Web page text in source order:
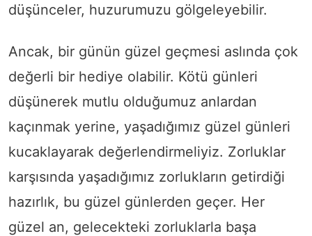
düşünceler, huzurumuzu gölgeleyebilir.
Ancak, bir günün güzel geçmesi aslında çok
değerli bir hediye olabilir. Kötü günleri
düşünerek mutlu olduğumuz anlardan
kaçınmak yerine, yaşadığımız güzel günleri
kucaklayarak değerlendirmeliyiz. Zorluklar
karşısında yaşadığımız zorlukların getirdiği
hazırlık, bu güzel günlerden geçer. Her
güzel an, gelecekteki zorluklarla başa